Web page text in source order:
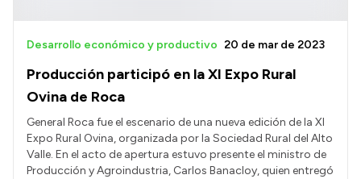
Producción participó en la XI Expo Rural
Ovina de Roca
Desarrollo económico y productivo 20 de mar de 2023
General Roca fue el escenario de una nueva edición de la XI
Expo Rural Ovina, organizada por la Sociedad Rural del Alto
Valle. En el acto de apertura estuvo presente el ministro de
Producción y Agroindustria, Carlos Banacloy, quien entregó